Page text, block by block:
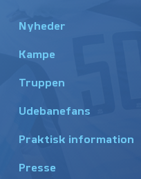
Nyheder
Kampe
Truppen
Udebanefans
Praktisk information
Presse